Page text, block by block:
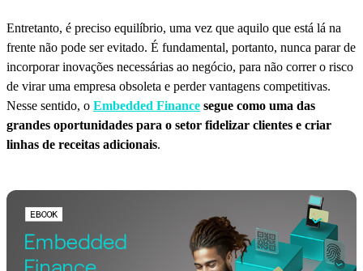
Entretanto, é preciso equilíbrio, uma vez que aquilo que está lá na
frente não pode ser evitado. É fundamental, portanto, nunca parar de
incorporar inovações necessárias ao negócio, para não correr o risco
de virar uma empresa obsoleta e perder vantagens competitivas.
Nesse sentido, o Embedded Finance segue como uma das
grandes oportunidades para o setor fidelizar clientes e criar
linhas de receitas adicionais.